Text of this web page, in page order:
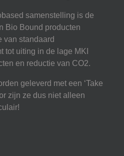
samenstelling is de
Bio Bound producten
van standaard
tot uiting in de lage MKI
en reductie van CO2.
geleverd met een ‘Take
zijn ze dus niet alleen